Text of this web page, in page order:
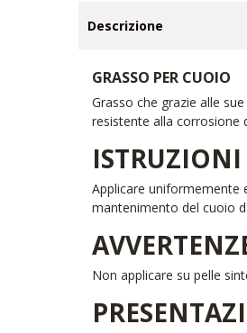
Descrizione
GRASSO PER CUOIO
Grasso che grazie alle
resistente alla corrosione
ISTRUZIONI
Applicare uniformemente
mantenimento del cuoio
Non applicare su pelle